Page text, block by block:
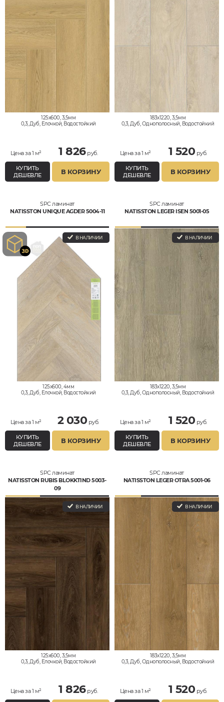
125x600, 3,5мм
0,3, Дуб, Елочкой, Водостойкий
Цена за 1 м² 1 826руб.
КУПИТЬ
ДЕШЕВЛЕ
В КОРЗИНУ
183x1220, 3,5мм
0,3, Дуб, Однополосный, Водостойкий
Цена за 1 м² 1 520 руб.
КУПИТЬ
ДЕШЕВЛЕ
В КОРЗИНУ
SPC ламинат
NATISSTON UNIQUE AGDER 5004-11
В НАЛИЧИИ
125x600, 4мм
0,3, Дуб, Елочкой, Водостойкий
Цена за 1 м² 2 030 руб.
КУПИТЬ
ДЕШЕВЛЕ
В КОРЗИНУ
SPC ламинат
NATISSTON LEGER ISEN 5001-05
В НАЛИЧИИ
183x1220, 3,5мм
0,3, Дуб, Однополосный, Водостойкий
Цена за 1 м² 1 520 руб.
КУПИТЬ
ДЕШЕВЛЕ
В КОРЗИНУ
SPC ламинат
NATISSTON RUBIS BLOKKTIND 5003-
09
В НАЛИЧИИ
125x600, 3,5мм
0,3, Дуб, Елочкой, Водостойкий
Цена за 1 м² 1 826руб.
SPC ламинат
NATISSTON LEGER OTRA 5001-06
В НАЛИЧИИ
183x1220, 3,5мм
0,3, Дуб, Однополосный, Водостойкий
Цена за 1 м² 1 520 руб.